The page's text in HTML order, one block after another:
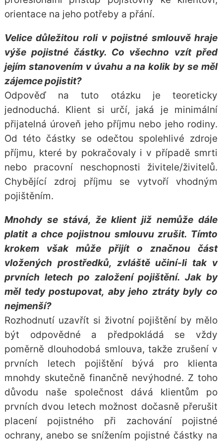
orientace na jeho potřeby a přání.
Velice důležitou roli v pojistné smlouvě hraje
výše pojistné částky. Co všechno vzít před
jejím stanovením v úvahu a na kolik by se měl
zájemce pojistit?
Odpověď na tuto otázku je teoreticky
jednoduchá. Klient si určí, jaká je minimální
přijatelná úroveň jeho příjmu nebo jeho rodiny.
Od této částky se odečtou spolehlivé zdroje
příjmu, které by pokračovaly i v případě smrti
nebo pracovní neschopnosti živitele/živitelů.
Chybějící zdroj příjmu se vytvoří vhodným
pojištěním.
Mnohdy se stává, že klient již nemůže dále
platit a chce pojistnou smlouvu zrušit. Tímto
krokem však může přijít o značnou část
vložených prostředků, zvláště učiní-li tak v
prvních letech po založení pojištění. Jak by
měl tedy postupovat, aby jeho ztráty byly co
nejmenší?
Rozhodnutí uzavřít si životní pojištění by mělo
být odpovědné a předpokládá se vždy
poměrně dlouhodobá smlouva, takže zrušení v
prvních letech pojištění bývá pro klienta
mnohdy skutečně finančně nevýhodné. Z toho
důvodu naše společnost dává klientům po
prvních dvou letech možnost dočasně přerušit
placení pojistného při zachování pojistné
ochrany, anebo se snížením pojistné částky na